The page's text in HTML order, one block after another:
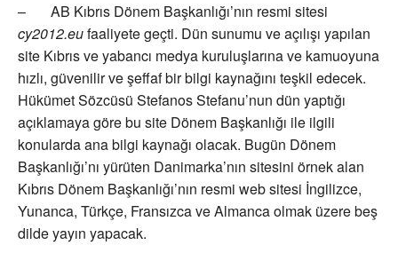
– AB Kıbrıs Dönem Başkanlığı’nın resmi sitesi
cy2012.eufaaliyete geçti. Dün sunumu ve açılışı yapılan
site Kıbrıs ve yabancı medya kuruluşlarına ve kamuoyuna
hızlı, güvenilir ve şeffaf bir bilgi kaynağını teşkil edecek.
Hükümet Sözcüsü Stefanos Stefanu’nun dün yaptığı
açıklamaya göre bu site Dönem Başkanlığı ile ilgili
konularda ana bilgi kaynağı olacak. Bugün Dönem
Başkanlığı’nı yürüten Danimarka’nın sitesini örnek alan
Kıbrıs Dönem Başkanlığı’nın resmi web sitesi İngilizce,
Yunanca, Türkçe, Fransızca ve Almanca olmak üzere beş
dilde yayın yapacak.